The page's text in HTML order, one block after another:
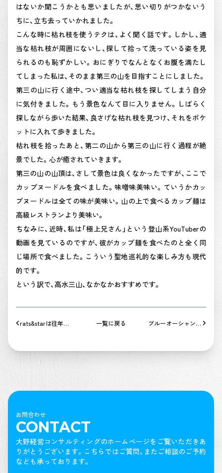
はないか聞こうかとも思いましたが、思い切りがつかないう
ちに、立ち去っていかれました。
こんな時に枯れ枝を使うテクは、よく聞く話です。しかし、適
当な枯れ枝が周囲にないし、探して拾って洗っている姿を見
られるのも恥ずかしい。おにぎりでなんとなくお腹を満たし
てしまった私は、そのまま第三の山を目指すことにしました。
第三の山に行く途中、つい適当な枯れ枝を探してしまう自分
に気付きました。もう景色なんて目に入りません。しばらく
探しながら歩いた結果、良さげな枯れ枝を見つけ、それをポケ
ットに入れて歩きました。
枯れ枝を拾ったあと、第二の山から第三の山に行く過程が絶
景でした。心が癒されていきます。
第三の山の山頂は、さして景色は良くなかったですが、ここで
カップヌードルを食べました。味噌味美味い。ていうかカッ
プヌードルは全ての味が美味い。山の上で食べるカップ麺は
高級レストランより美味い。
ちなみに、近時、私は「極上兄さん」という登山系YouTuberの
動画を見ているのですが、彼がカップ麺を食べたのと全く同
じ場所で食べました。こういう聖地巡礼的な楽しみ方も現代
的です。
という訳で、高水三山、なかなかおすすめです。
rats&starは往年の
一覧に戻る
ブルーオーシャン戦
お問合わせ
CONTACT
大野経営コンサルティングのホームページをご覧いただきあ
りがとうございます。 こちらではご質問、またご相談のご予約
なども承っております。